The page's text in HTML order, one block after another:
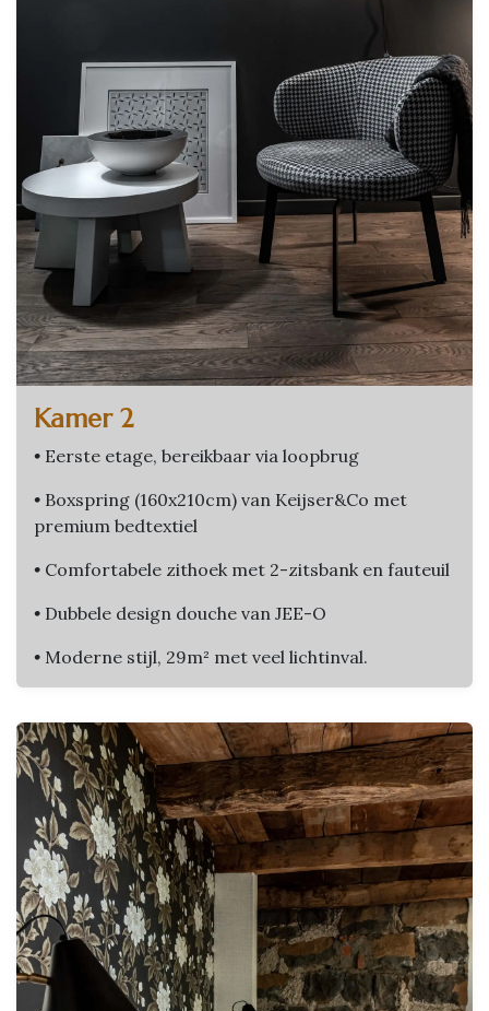
Kamer 2
• Eerste etage, bereikbaar via loopbrug
• Boxspring (160x210cm) van Keijser&Co met
premium bedtextiel
• Comfortabele zithoek met 2-zitsbank en fauteuil
• Dubbele design douche van JEE-O
• Moderne stijl, 29m² met veel lichtinval.